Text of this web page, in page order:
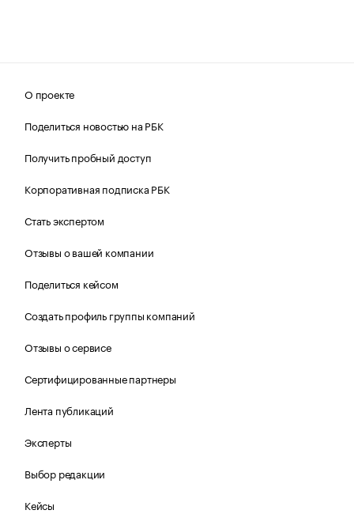
О проекте
Поделиться новостью на РБК
Получить пробный доступ
Корпоративная подписка РБК
Стать экспертом
Отзывы о вашей компании
Поделиться кейсом
Создать профиль группы компаний
Отзывы о сервисе
Сертифицированные партнеры
Лента публикаций
Эксперты
Выбор редакции
Кейсы